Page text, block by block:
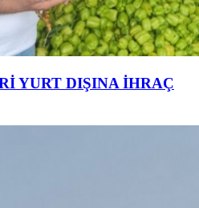
YURT DIŞINA İHRAÇ